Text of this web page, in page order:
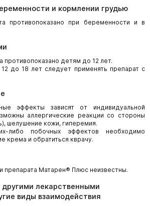
и кормлении грудью
противопоказано при беременности и в
противопоказано детям до 12 лет.
до 18 лет следует применять препарат с
эффекты зависят от индивидуальной
аллергические реакции со стороны
шелушение кожи, гиперемия.
либо побочных эффектов необходимо
крема и обратиться кврачу.
препарата Матарен® Плюс неизвестны.
лекарственными
виды взаимодействия